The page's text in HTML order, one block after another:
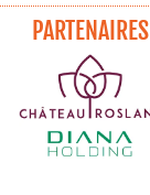
PARTENAIRES